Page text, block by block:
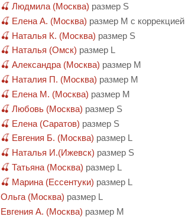
🍒 Людмила (Москва) размер S
🍒 Елена А. (Москва) размер M с коррекцией
🍒 Наталья К. (Москва) размер S
🍒 Наталья (Омск) размер L
🍒 Александра (Москва) размер M
🍒 Наталия П. (Москва) размер M
🍒 Елена М. (Москва) размер M
🍒 Любовь (Москва) размер S
🍒 Елена (Саратов) размер S
🍒 Евгения Б. (Москва) размер L
🍒 Наталья И.(Ижевск) размер S
🍒 Татьяна (Москва) размер L
🍒 Марина (Ессентуки) размер L
Ольга (Москва) размер L
Евгения А. (Москва) размер M